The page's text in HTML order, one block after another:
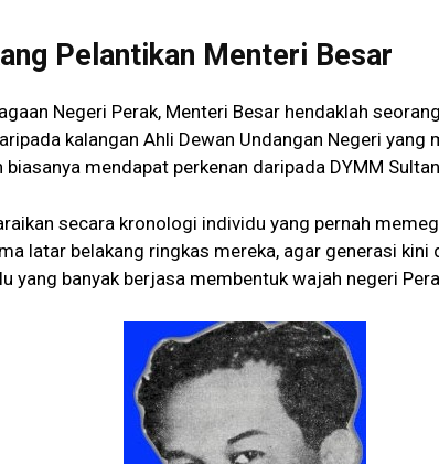
Pelantikan Menteri Besar
Negeri Perak, Menteri Besar hendaklah
kalangan Ahli Dewan Undangan Negeri yang
mendapat perkenan daripada DYMM
secara kronologi individu yang pernah
latar belakang ringkas mereka, agar generasi kini
yang banyak berjasa membentuk wajah negeri